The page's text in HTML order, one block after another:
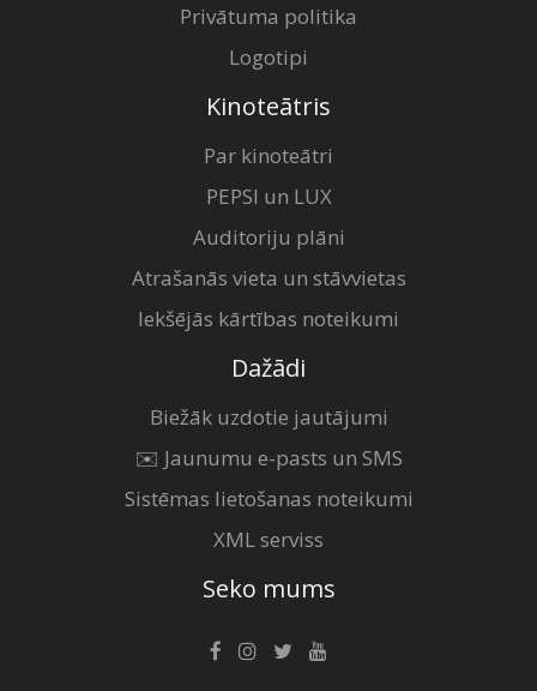
Privātuma politika
Logotipi
Kinoteātris
Par kinoteātri
PEPSI un LUX
Auditoriju plāni
Atrašanās vieta un stāvvietas
Iekšējās kārtības noteikumi
Dažādi
Biežāk uzdotie jautājumi
✉️ Jaunumu e-pasts un SMS
Sistēmas lietošanas noteikumi
XML serviss
Seko mums